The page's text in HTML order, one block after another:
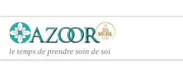
Passer au contenu
le temps de prendre soin de soi